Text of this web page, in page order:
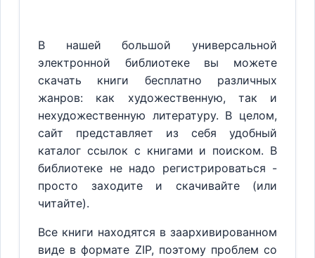
В нашей большой универсальной
электронной библиотеке вы можете
скачать книги бесплатно различных
жанров: как художественную, так и
нехудожественную литературу. В целом,
сайт представляет из себя удобный
каталог ссылок с книгами и поиском. В
библиотеке не надо регистрироваться -
просто заходите и скачивайте (или
читайте).
Все книги находятся в заархивированном
виде в формате ZIP, поэтому проблем со